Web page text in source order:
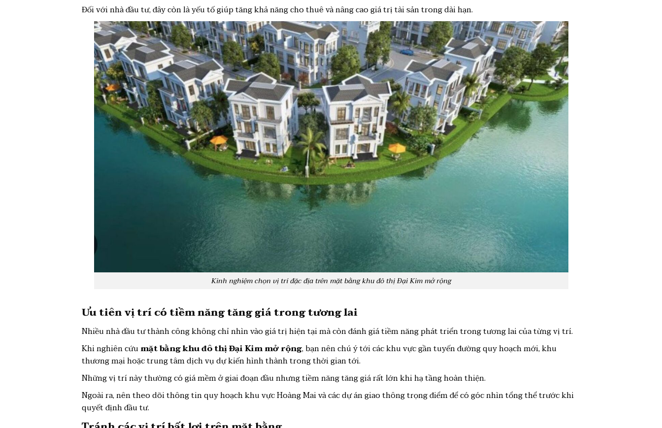
Đối với nhà đầu tư, đây còn là yếu tố giúp tăng khả năng cho thuê và nâng cao giá trị tài sản trong dài hạn.
Kinh nghiệm chọn vị trí đặc địa trên mặt bằng khu đô thị Đại Kim mở rộng
Ưu tiên vị trí có tiềm năng tăng giá trong tương lai
Nhiều nhà đầu tư thành công không chỉ nhìn vào giá trị hiện tại mà còn đánh giá tiềm năng phát triển trong tương lai của từng vị trí.
Khi nghiên cứumặt bằng khu đô thị Đại Kim mở rộng, bạn nên chú ý tới các khu vực gần tuyến đường quy hoạch mới, khu
thương mại hoặc trung tâm dịch vụ dự kiến hình thành trong thời gian tới.
Những vị trí này thường có giá mềm ở giai đoạn đầu nhưng tiềm năng tăng giá rất lớn khi hạ tầng hoàn thiện.
Ngoài ra, nên theo dõi thông tin quy hoạch khu vực Hoàng Mai và các dự án giao thông trọng điểm để có góc nhìn tổng thể trước khi
quyết định đầu tư.